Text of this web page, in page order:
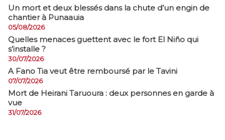
​Un mort et deux blessés dans la chute d’un engin de
chantier à Punaauia
05/08/2026
Quelles menaces guettent avec le fort El Niño qui
s’installe ?
30/07/2026
A Fano Tia veut être remboursé par le Tavini
07/07/2026
Mort de Heirani Taruoura : deux personnes en garde à
vue
31/07/2026